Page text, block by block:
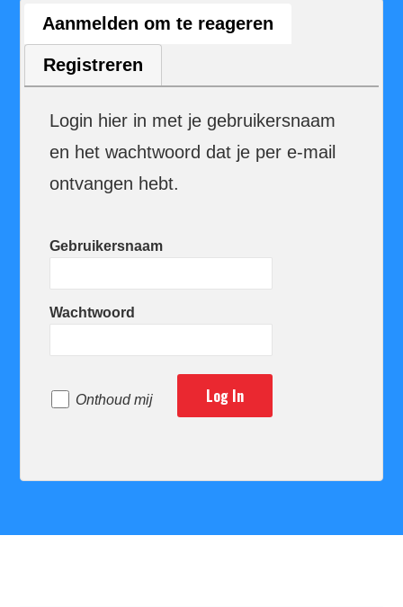
Aanmelden om te reageren
Registreren
Login hier in met je gebruikersnaam
en het wachtwoord dat je per e-mail
ontvangen hebt.
Gebruikersnaam
Wachtwoord
Onthoud mij